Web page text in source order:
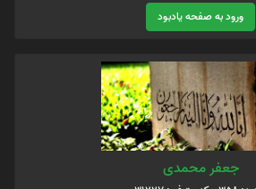
ورود به صفحه یادبود
جعفر محمدی